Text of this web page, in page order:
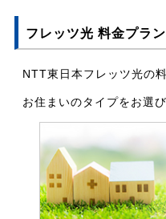
フレッツ光 料金プラン
NTT東日本フレッツ光の
お住まいのタイプをお選び